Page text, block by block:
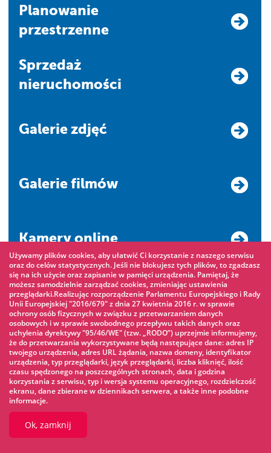
Planowanie
przestrzenne
Sprzedaż
nieruchomości
Galerie zdjęć
Galerie filmów
Kamery online
Katalog firm i instytucji
Projekty unijne
Sprawdź jakość
powietrza
Używamy plików cookies, aby ułatwić Ci korzystanie z naszego serwisu
oraz do celów statystycznych. Jeśli nie blokujesz tych plików, to zgadzasz
się na ich użycie oraz zapisanie w pamięci urządzenia. Pamiętaj, że
możesz samodzielnie zarządzać cookies, zmieniając ustawienia
przeglądarki.Realizując rozporządzenie Parlamentu Europejskiego i Rady
Unii Europejskiej "2016/679" z dnia 27 kwietnia 2016 r. w sprawie
ochrony osób fizycznych w związku z przetwarzaniem danych
osobowych i w sprawie swobodnego przepływu takich danych oraz
uchylenia dyrektywy "95/46/WE" (tzw. „RODO”) uprzejmie informujemy,
że do przetwarzania wykorzystywane będą następujące dane: adres IP
twojego urządzenia, adres URL żądania, nazwa domeny, identyfikator
urządzenia, typ przeglądarki, język przeglądarki, liczba kliknięć, ilość
czasu spędzonego na poszczególnych stronach, data i godzina
korzystania z serwisu, typ i wersja systemu operacyjnego, rozdzielczość
ekranu, dane zbierane w dziennikach serwera, a także inne podobne
informacje.
Ok, zamknij